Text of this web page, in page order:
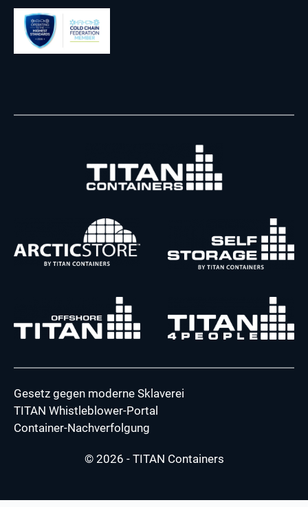
Gesetz gegen moderne Sklaverei
TITAN Whistleblower-Portal
Container-Nachverfolgung
© 2026 - TITAN Containers